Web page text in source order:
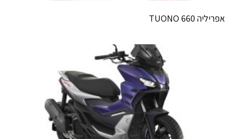
אפריליה TUONO 660